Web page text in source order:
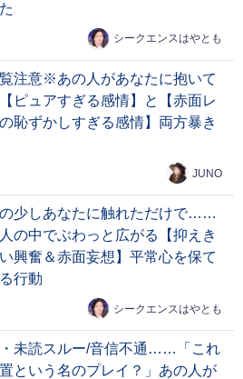
シークエンスはやとも
注意※あの人があなたに抱いて
ピュアすぎる感情】と【赤面レ
恥ずかしすぎる感情】両方暴き
JUNO
少しあなたに触れただけで……
の中でぶわっと広がる【抑えき
興奮＆赤面妄想】平常心を保て
行動
シークエンスはやとも
未読スルー/音信不通……「これ
という名のプレイ？」あの人が